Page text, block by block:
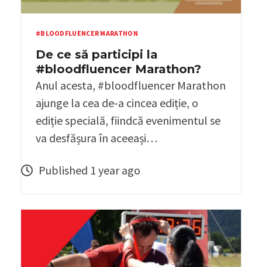
#BLOODFLUENCER MARATHON
De ce să participi la
#bloodfluencer Marathon?
Anul acesta, #bloodfluencer Marathon
ajunge la cea de-a cincea ediție, o
ediție specială, fiindcă evenimentul se
va desfășura în aceeași…
Published 1 year ago